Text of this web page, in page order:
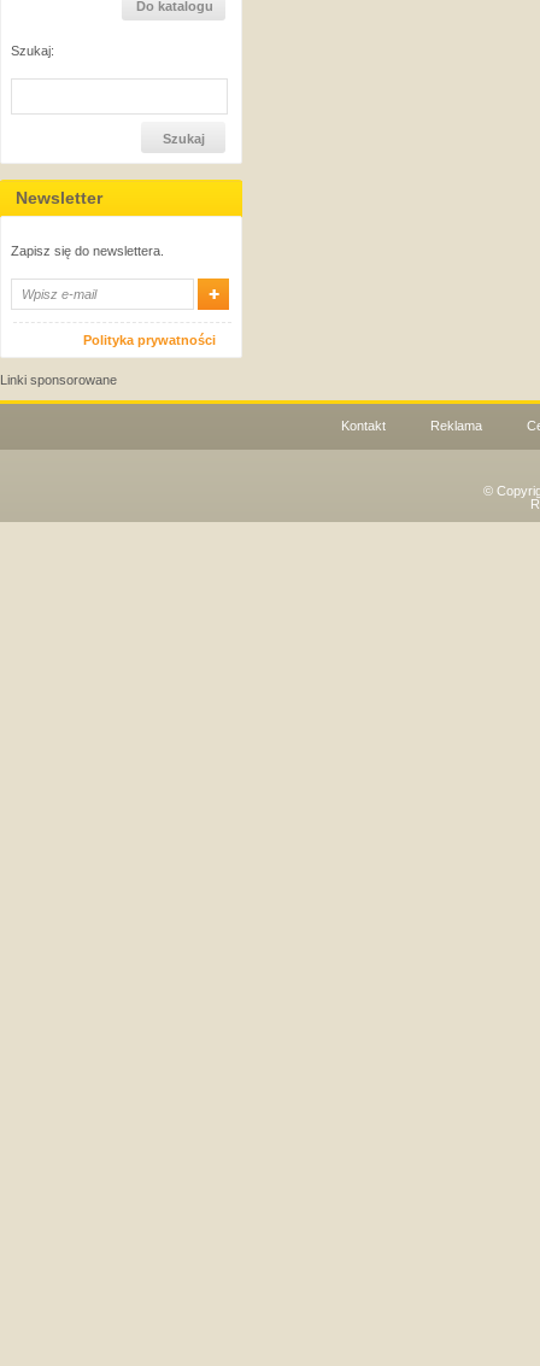
Szukaj:
Newsletter
Zapisz się do newslettera.
Polityka prywatności
Linki sponsorowane
Kontakt Reklama
©